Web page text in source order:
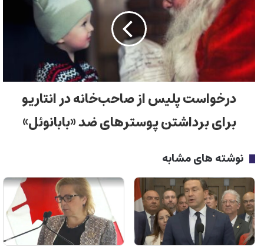
درخواست پلیس از صاحب‌خانه در انتاریو
برای برداشتن پوسترهای ضد‌ «بابانوئل»
نوشته های مشابه